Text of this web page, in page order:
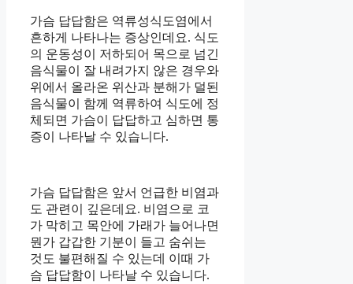
가슴 답답함은 역류성식도염에서
흔하게 나타나는 증상인데요. 식도
의 운동성이 저하되어 목으로 넘긴
음식물이 잘 내려가지 않은 경우와
위에서 올라온 위산과 분해가 덜된
음식물이 함께 역류하여 식도에 정
체되면 가슴이 답답하고 심하면 통
증이 나타날 수 있습니다.
가슴 답답함은 앞서 언급한 비염과
도 관련이 깊은데요. 비염으로 코
가 막히고 목안에 가래가 늘어나면
뭔가 갑갑한 기분이 들고 숨쉬는
것도 불편해질 수 있는데 이때 가
슴 답답함이 나타날 수 있습니다.